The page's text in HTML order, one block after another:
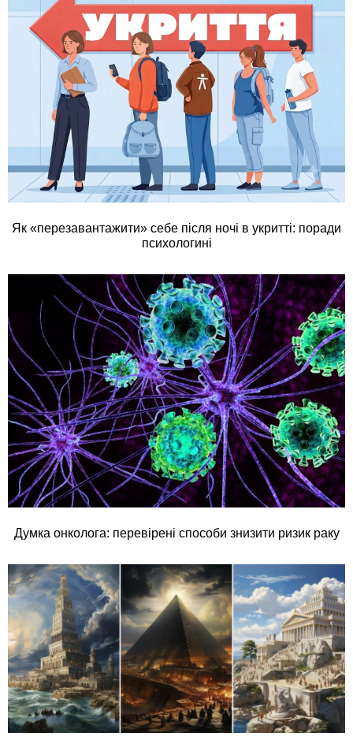
Як «перезавантажити» себе після ночі в укритті: поради
психологині
Думка онколога: перевірені способи знизити ризик раку